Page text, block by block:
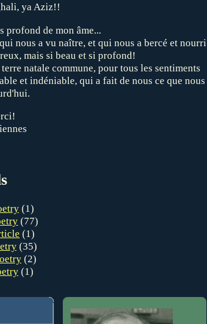
ya Aziz!!
profond de mon âme...
nous a vu naître, et qui nous a bercé et nourri
mais si beau et si profond!
natale commune, pour tous les sentiments
et indéniable, qui a fait de nous ce que nous
(1)
(77)
(1)
(35)
(2)
(1)